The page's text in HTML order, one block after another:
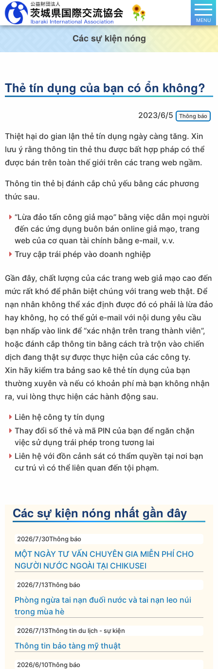
MENU
Các sự kiện nóng
Thẻ tín dụng của bạn có ổn không?
2023/6/5 Thông báo
Thiệt hại do gian lận thẻ tín dụng ngày càng tăng. Xin
lưu ý rằng thông tin thẻ thu được bất hợp pháp có thể
được bán trên toàn thế giới trên các trang web ngầm.
Thông tin thẻ bị đánh cắp chủ yếu bằng các phương
thức sau.
“Lừa đảo tấn công giả mạo” bằng việc dẫn mọi người
đến các ứng dụng buôn bán online giả mạo, trang
web của cơ quan tài chính bằng e-mail, v.v.
Truy cập trái phép vào doanh nghiệp
Gần đây, chất lượng của các trang web giả mạo cao đến
mức rất khó để phân biệt chúng với trang web thật. Để
nạn nhân không thể xác định được đó có phải là lừa đảo
hay không, họ có thể gửi e-mail với nội dung yêu cầu
bạn nhấp vào link để “xác nhận trên trang thành viên”,
hoặc đánh cắp thông tin bằng cách trà trộn vào chiến
dịch đang thật sự được thực hiện của các công ty.
Xin hãy kiểm tra bảng sao kê thẻ tín dụng của bạn
thường xuyên và nếu có khoản phí mà bạn không nhận
ra, vui lòng thực hiện các hành động sau.
Liên hệ công ty tín dụng
Thay đổi số thẻ và mã PIN của bạn để ngăn chặn
việc sử dụng trái phép trong tương lai
Liên hệ với đồn cảnh sát có thẩm quyền tại nơi bạn
cư trú vì có thể liên quan đến tội phạm.
Các sự kiện nóng nhất gần đây
2026/7/30Thông báo
MỘT NGÀY TƯ VẤN CHUYÊN GIA MIỄN PHÍ CHO
NGƯỜI NƯỚC NGOÀI TẠI CHIKUSEI
2026/7/13Thông báo
Phòng ngừa tai nạn đuối nước và tai nạn leo núi
trong mùa hè
2026/7/13Thông tin du lịch - sự kiện
Thông tin bảo tàng mỹ thuật
2026/6/10Thông báo